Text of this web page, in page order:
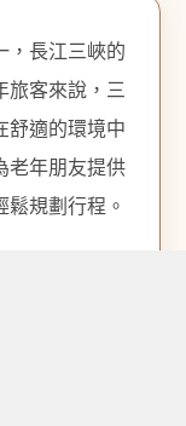
，長江三峽的
旅客來說，三
舒適的環境中
老年朋友提供
規劃行程。